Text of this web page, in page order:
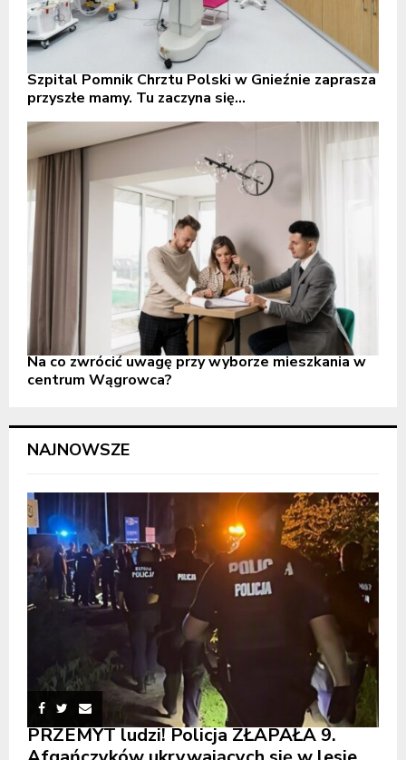
Szpital Pomnik Chrztu Polski w Gnieźnie zaprasza
przyszłe mamy. Tu zaczyna się...
Na co zwrócić uwagę przy wyborze mieszkania w
centrum Wągrowca?
NAJNOWSZE
PRZEMYT ludzi! Policja ZŁAPAŁA 9.